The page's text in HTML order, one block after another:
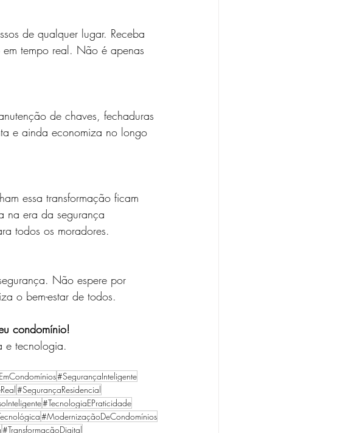
de qualquer lugar. Receba
em tempo real. Não é apenas
de chaves, fechaduras
e ainda economiza no longo
essa transformação ficam
na era da segurança
todos os moradores.
Não espere por
o bem-estar de todos.
condomínio!
e tecnologia.
#SegurançaInteligente
#SegurançaResidencial
#TecnologiaEPraticidade
#ModernizaçãoDeCondomínios
#TransformaçãoDigital